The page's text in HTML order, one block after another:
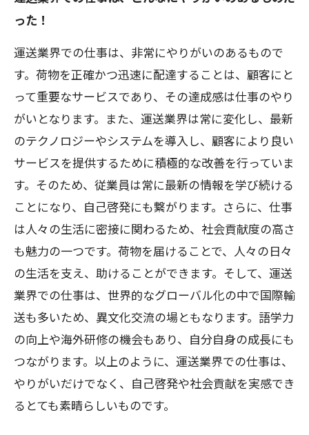
った！
運送業界での仕事は、非常にやりがいのあるもので
す。荷物を正確かつ迅速に配達することは、顧客にと
って重要なサービスであり、その達成感は仕事のやり
がいとなります。また、運送業界は常に変化し、最新
のテクノロジーやシステムを導入し、顧客により良い
サービスを提供するために積極的な改善を行っていま
す。そのため、従業員は常に最新の情報を学び続ける
ことになり、自己啓発にも繋がります。さらに、仕事
は人々の生活に密接に関わるため、社会貢献度の高さ
も魅力の一つです。荷物を届けることで、人々の日々
の生活を支え、助けることができます。そして、運送
業界での仕事は、世界的なグローバル化の中で国際輸
送も多いため、異文化交流の場ともなります。語学力
の向上や海外研修の機会もあり、自分自身の成長にも
つながります。以上のように、運送業界での仕事は、
やりがいだけでなく、自己啓発や社会貢献を実感でき
るとても素晴らしいものです。